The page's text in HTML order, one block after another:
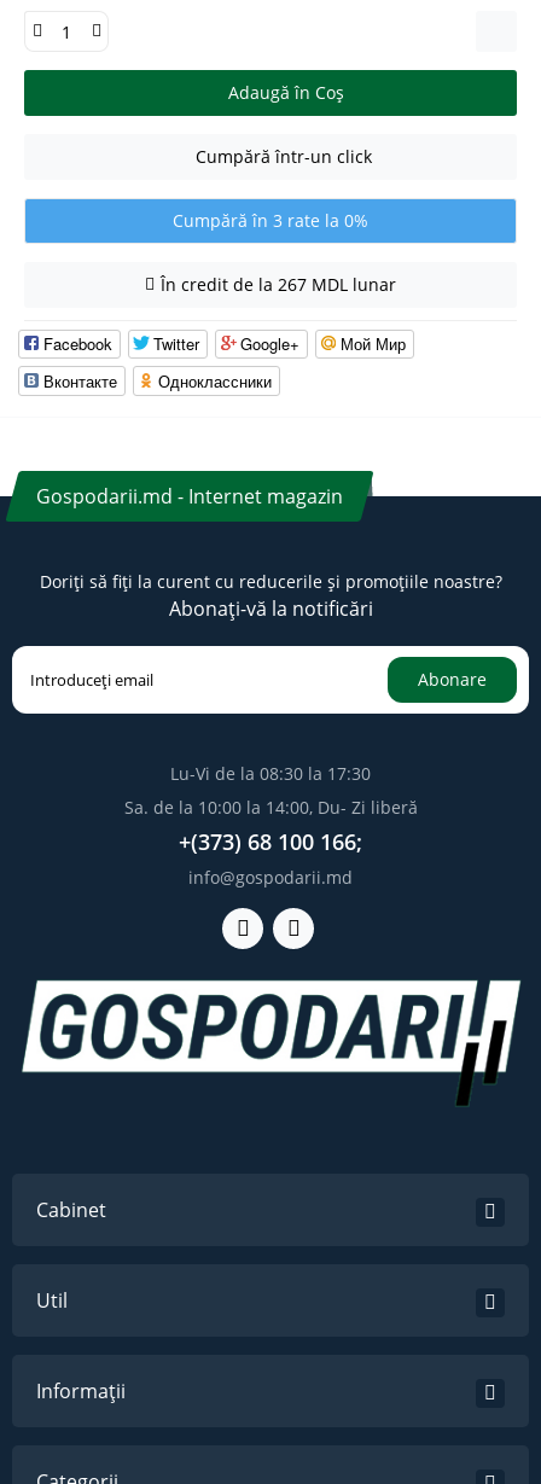
Adaugă în Coş
Cumpără într-un click
Cumpără în 3 rate la 0%
În credit de la 267 MDL lunar
Facebook Twitter Google+
Мой Мир
Вконтакте
Одноклассники
Gospodarii.md - Internet magazin
Doriți să fiți la curent cu reducerile și promoțiile noastre?
Abonați-vă la notificări
Abonare
Lu-Vi de la 08:30 la 17:30
Sa. de la 10:00 la 14:00, Du- Zi liberă
+(373) 68 100 166;
info@gospodarii.md
Cabinet
Util
Informații